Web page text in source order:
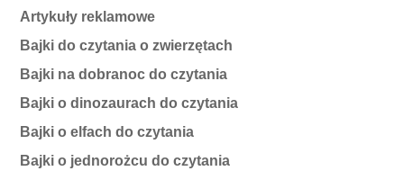
Artykuły reklamowe
Bajki do czytania o zwierzętach
Bajki na dobranoc do czytania
Bajki o dinozaurach do czytania
Bajki o elfach do czytania
Bajki o jednorożcu do czytania